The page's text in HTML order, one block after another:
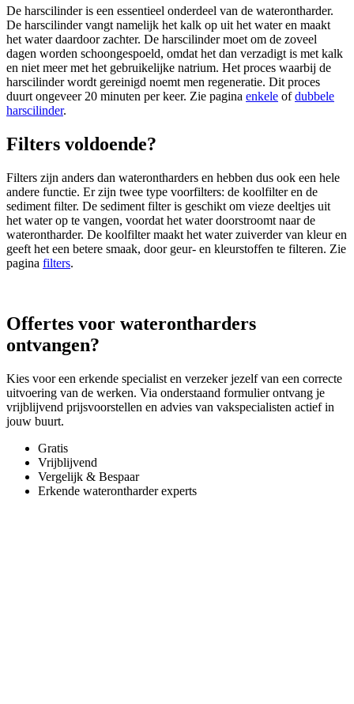
De harscilinder is een essentieel onderdeel van de waterontharder.
De harscilinder vangt namelijk het kalk op uit het water en maakt
het water daardoor zachter. De harscilinder moet om de zoveel
dagen worden schoongespoeld, omdat het dan verzadigt is met kalk
en niet meer met het gebruikelijke natrium. Het proces waarbij de
harscilinder wordt gereinigd noemt men regeneratie. Dit proces
duurt ongeveer 20 minuten per keer. Zie pagina enkele ofdubbele
harscilinder.
Filters voldoende?
Filters zijn anders dan waterontharders en hebben dus ook een hele
andere functie. Er zijn twee type voorfilters: de koolfilter en de
sediment filter. De sediment filter is geschikt om vieze deeltjes uit
het water op te vangen, voordat het water doorstroomt naar de
waterontharder. De koolfilter maakt het water zuiverder van kleur en
geeft het een betere smaak, door geur- en kleurstoffen te filteren. Zie
pagina filters.
Offertes voor waterontharders
ontvangen?
Kies voor een erkende specialist en verzeker jezelf van een correcte
uitvoering van de werken. Via onderstaand formulier ontvang je
vrijblijvend prijsvoorstellen en advies van vakspecialisten actief in
jouw buurt.
Gratis
Vrijblijvend
Vergelijk & Bespaar
Erkende waterontharder experts